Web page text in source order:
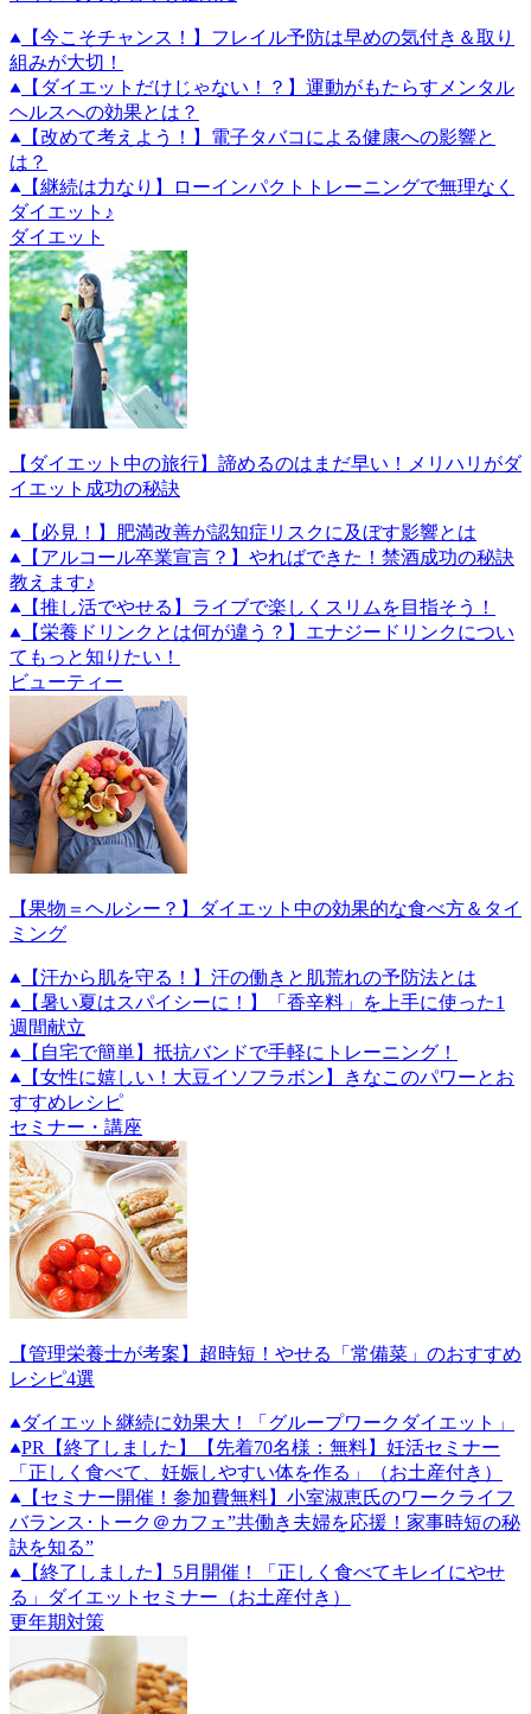
【今こそチャンス！】フレイル予防は早めの気付き＆取り
組みが大切！
【ダイエットだけじゃない！？】運動がもたらすメンタル
ヘルスへの効果とは？
【改めて考えよう！】電子タバコによる健康への影響と
は？
【継続は力なり】ローインパクトトレーニングで無理なく
ダイエット♪
ダイエット
【ダイエット中の旅行】諦めるのはまだ早い！メリハリがダ
イエット成功の秘訣
【必見！】肥満改善が認知症リスクに及ぼす影響とは
【アルコール卒業宣言？】やればできた！禁酒成功の秘訣
教えます♪
【推し活でやせる】ライブで楽しくスリムを目指そう！
【栄養ドリンクとは何が違う？】エナジードリンクについ
てもっと知りたい！
ビューティー
【果物＝ヘルシー？】ダイエット中の効果的な食べ方＆タイ
ミング
【汗から肌を守る！】汗の働きと肌荒れの予防法とは
【暑い夏はスパイシーに！】「香辛料」を上手に使った1
週間献立
【自宅で簡単】抵抗バンドで手軽にトレーニング！
【女性に嬉しい！大豆イソフラボン】きなこのパワーとお
すすめレシピ
セミナー・講座
【管理栄養士が考案】超時短！やせる「常備菜」のおすすめ
レシピ4選
ダイエット継続に効果大！「グループワークダイエット」
PR
【終了しました】【先着70名様：無料】妊活セミナー
「正しく食べて、妊娠しやすい体を作る」（お土産付き）
【セミナー開催！参加費無料】小室淑恵氏のワークライフ
バランス･トーク＠カフェ”共働き夫婦を応援！家事時短の秘
訣を知る”
【終了しました】5月開催！「正しく食べてキレイにやせ
る」ダイエットセミナー（お土産付き）
更年期対策